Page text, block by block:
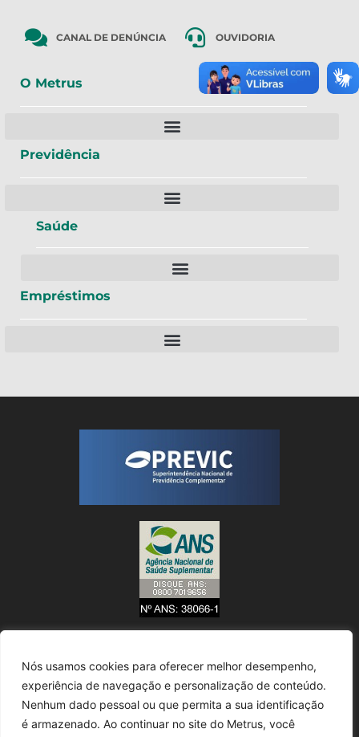
Nós usamos cookies para oferecer melhor desempenho,
experiência de navegação e personalização de conteúdo.
Nenhum dado pessoal ou que permita a sua identificação
é armazenado. Ao continuar no site do Metrus, você
CANAL DE DENÚNCIA OUVIDORIA
O Metrus
Previdência
Saúde
Empréstimos